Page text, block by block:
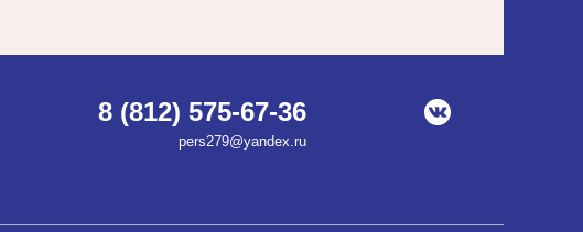
8 (812) 575-67-36
pers279@yandex.ru